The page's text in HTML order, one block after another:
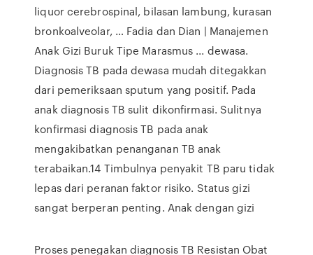
liquor cerebrospinal, bilasan lambung, kurasan
bronkoalveolar, … Fadia dan Dian | Manajemen
Anak Gizi Buruk Tipe Marasmus ... dewasa.
Diagnosis TB pada dewasa mudah ditegakkan
dari pemeriksaan sputum yang positif. Pada
anak diagnosis TB sulit dikonfirmasi. Sulitnya
konfirmasi diagnosis TB pada anak
mengakibatkan penanganan TB anak
terabaikan.14 Timbulnya penyakit TB paru tidak
lepas dari peranan faktor risiko. Status gizi
sangat berperan penting. Anak dengan gizi
Proses penegakan diagnosis TB Resistan Obat